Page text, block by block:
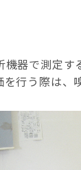
機器で測定
を行う際は、